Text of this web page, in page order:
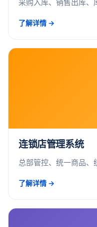
采购入库、销售出库、
了解详情 →
连锁店管理系统
总部管控、统一商品、
了解详情 →